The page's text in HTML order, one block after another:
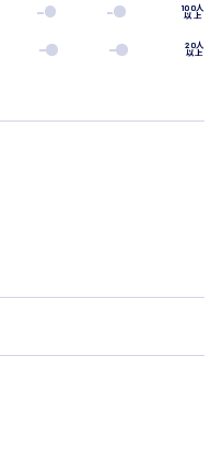
100人
以上
20人
以上